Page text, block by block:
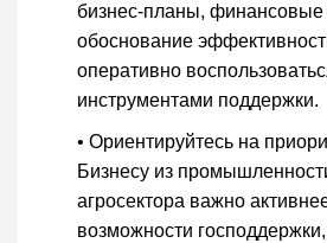
бизнес-планы, финансовые
обоснование
оперативно
инструментами поддержки.
• Ориентируйтесь на
Бизнесу из
агросектора важно
возможности